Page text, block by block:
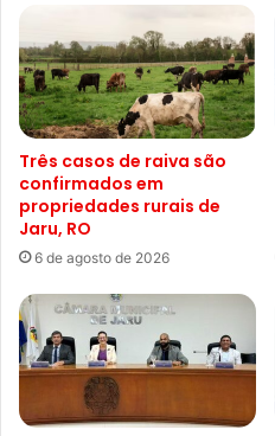
Três casos de raiva são
confirmados em
propriedades rurais de
Jaru, RO
6 de agosto de 2026